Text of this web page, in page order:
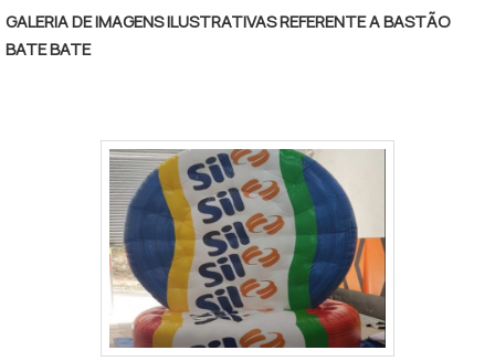
GALERIA DE IMAGENS ILUSTRATIVAS REFERENTE A BASTÃO
BATE BATE